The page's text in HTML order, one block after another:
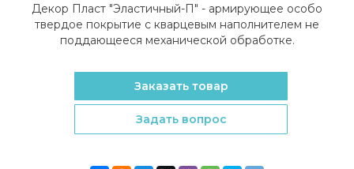
Декор Пласт "Эластичный-П" - армирующее особо
твердое покрытие с кварцевым наполнителем не
поддающееся механической обработке.
Заказать товар
Задать вопрос